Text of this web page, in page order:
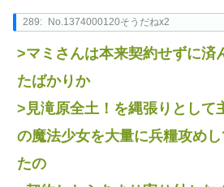
289: No.1374000120そうだねx2
>マミさんは本来契約せずに済
たばかりか
>見滝原全土！を縄張りとして
の魔法少女を大量に兵糧攻め
たの